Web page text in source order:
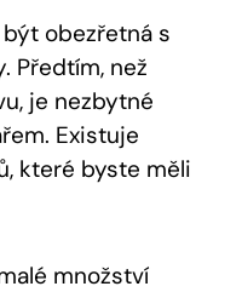
obezřetná s
Předtím, než
je nezbytné
Existuje
které ‍byste měli‍
množství